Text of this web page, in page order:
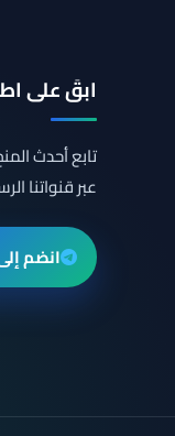
ابقَ على
تابع أحدث
عبر قنواتنا
انضم